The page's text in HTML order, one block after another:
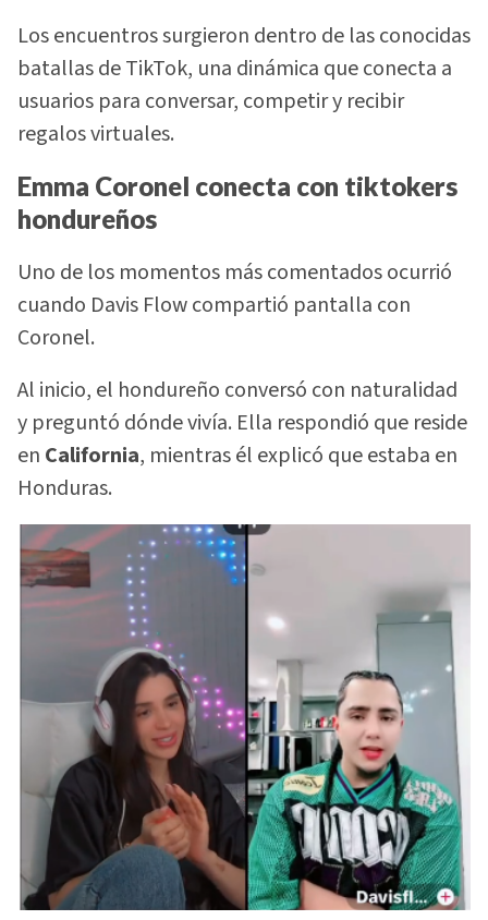
Los encuentros surgieron dentro de las conocidas
batallas de TikTok, una dinámica que conecta a
usuarios para conversar, competir y recibir
regalos virtuales.
Emma Coronel conecta con tiktokers
hondureños
Uno de los momentos más comentados ocurrió
cuando Davis Flow compartió pantalla con
Coronel.
Al inicio, el hondureño conversó con naturalidad
y preguntó dónde vivía. Ella respondió que reside
en California, mientras él explicó que estaba en
Honduras.